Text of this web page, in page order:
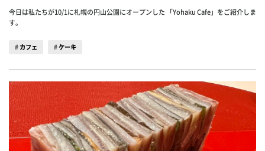
今日は私たちが10/1に札幌の円山公園にオープンした 「Yohaku Cafe」をご紹介しま
す。
カフェ ケーキ